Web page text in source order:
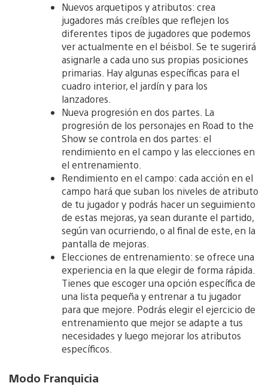
Nuevos arquetipos y atributos: crea
jugadores más creíbles que reflejen los
diferentes tipos de jugadores que podemos
ver actualmente en el béisbol. Se te sugerirá
asignarle a cada uno sus propias posiciones
primarias. Hay algunas específicas para el
cuadro interior, el jardín y para los
lanzadores.
Nueva progresión en dos partes. La
progresión de los personajes en Road to the
Show se controla en dos partes: el
rendimiento en el campo y las elecciones en
el entrenamiento.
Rendimiento en el campo: cada acción en el
campo hará que suban los niveles de atributo
de tu jugador y podrás hacer un seguimiento
de estas mejoras, ya sean durante el partido,
según van ocurriendo, o al final de este, en la
pantalla de mejoras.
Elecciones de entrenamiento: se ofrece una
experiencia en la que elegir de forma rápida.
Tienes que escoger una opción específica de
una lista pequeña y entrenar a tu jugador
para que mejore. Podrás elegir el ejercicio de
entrenamiento que mejor se adapte a tus
necesidades y luego mejorar los atributos
específicos.
Modo Franquicia